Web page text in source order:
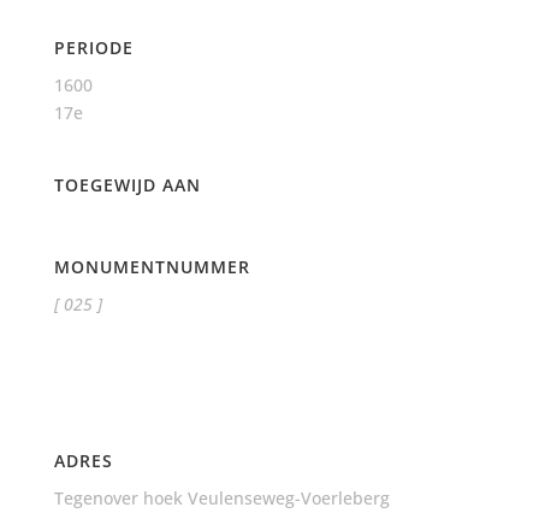
PERIODE
1600
17e
TOEGEWIJD AAN
MONUMENTNUMMER
[ 025 ]
ADRES
Tegenover hoek Veulenseweg-Voerleberg